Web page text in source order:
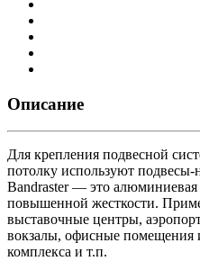
Описание
Для крепления подвесной
потолку используют
Bandraster — это алюминиевая
повышенной жесткости.
выставочные центры,
вокзалы, офисные помещения
комплекса и т.п.